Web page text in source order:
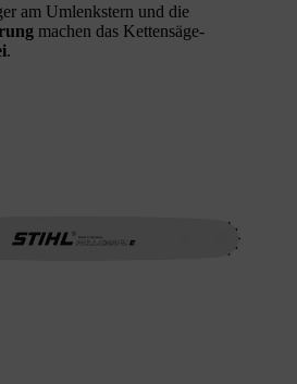
am Umlenkstern und die
machen das Kettensäge-
.